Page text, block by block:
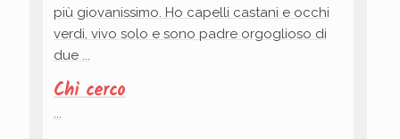
più giovanissimo. Ho capelli castani e occhi
verdi, vivo solo e sono padre orgoglioso di
due ...
Chi cerco
...